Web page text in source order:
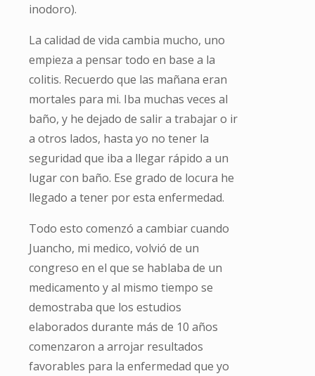
inodoro).
La calidad de vida cambia mucho, uno
empieza a pensar todo en base a la
colitis. Recuerdo que las mañana eran
mortales para mi. Iba muchas veces al
baño, y he dejado de salir a trabajar o ir
a otros lados, hasta yo no tener la
seguridad que iba a llegar rápido a un
lugar con baño. Ese grado de locura he
llegado a tener por esta enfermedad.
Todo esto comenzó a cambiar cuando
Juancho, mi medico, volvió de un
congreso en el que se hablaba de un
medicamento y al mismo tiempo se
demostraba que los estudios
elaborados durante más de 10 años
comenzaron a arrojar resultados
favorables para la enfermedad que yo